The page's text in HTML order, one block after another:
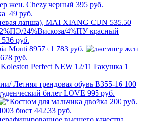
395 руб.
49 руб.
535.50
536 руб.
783 руб.
678 руб.
1
100
995 руб.
200 руб.
442.33 руб.